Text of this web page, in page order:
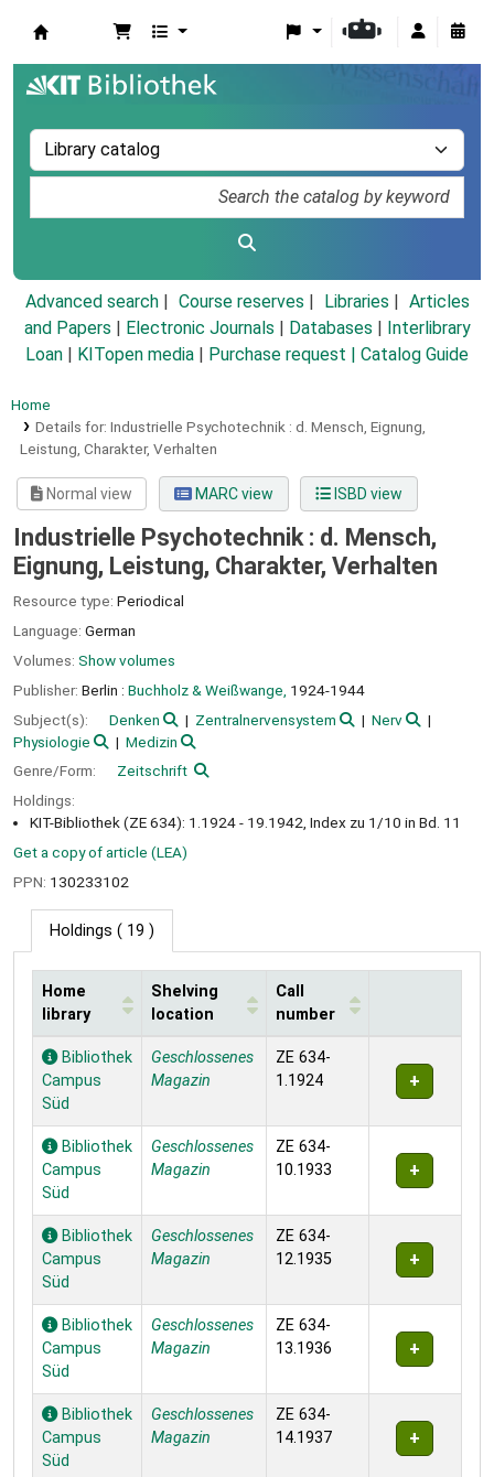
Advanced search Course reserves Libraries
Articles
and Papers
Electronic Journals Databases
Interlibrary
Loan
KITopen media Purchase request | Catalog Guide
Home
Details for: Industrielle Psychotechnik : d. Mensch, Eignung,
Leistung, Charakter, Verhalten
Normal view MARC view ISBD view
Industrielle Psychotechnik : d. Mensch,
Eignung, Leistung, Charakter, Verhalten
Resource type: Periodical
Language: German
Volumes: Show volumes
Publisher: Berlin : Buchholz & Weißwange, 1924-1944
Subject(s):
Denken Zentralnervensystem
Nerv
Physiologie
Medizin
Genre/Form:
Zeitschrift
Holdings:
KIT-Bibliothek (ZE 634): 1.1924 - 19.1942, Index zu 1/10 in Bd. 11
Get a copy of article (LEA)
PPN: 130233102
Holdings ( 19 )
Holdings
Home
library
Shelving
location
Call
number
Bibliothek
Campus
Süd
Geschlossenes
Magazin
ZE 634-
1.1924
Bibliothek
Campus
Süd
Geschlossenes
Magazin
ZE 634-
10.1933
Bibliothek
Campus
Süd
Geschlossenes
Magazin
ZE 634-
12.1935
Bibliothek
Campus
Süd
Geschlossenes
Magazin
ZE 634-
13.1936
Bibliothek
Campus
Süd
Geschlossenes
Magazin
ZE 634-
14.1937